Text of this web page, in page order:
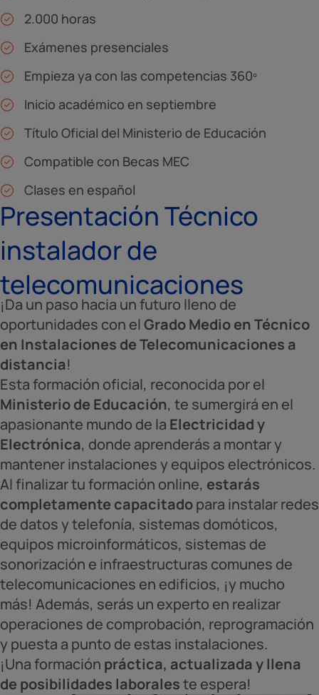
2.000 horas
Exámenes presenciales
Empieza ya con las competencias 360º
Inicio académico en septiembre
Título Oficial del Ministerio de Educación
Compatible con Becas MEC
Clases en español
Presentación Técnico
instalador de
telecomunicaciones
¡Da un paso hacia un futuro lleno de
oportunidades con elGrado Medio en Técnico
en Instalaciones de Telecomunicaciones a
distancia!
Esta formación oficial, reconocida por el
Ministerio de Educación, te sumergirá en el
apasionante mundo de la Electricidad y
Electrónica, donde aprenderás a montar y
mantener instalaciones y equipos electrónicos.
Al finalizar tu formación online, estarás
completamente capacitadopara instalar redes
de datos y telefonía, sistemas domóticos,
equipos microinformáticos, sistemas de
sonorización e infraestructuras comunes de
telecomunicaciones en edificios, ¡y mucho
más! Además, serás un experto en realizar
operaciones de comprobación, reprogramación
y puesta a punto de estas instalaciones.
¡Una formación práctica, actualizada y llena
de posibilidades laboraleste espera!